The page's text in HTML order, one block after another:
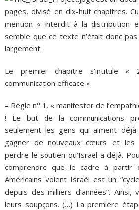
pages, divisé en dix-huit chapitres.
mention « interdit à la distribution
semble que ce texte n’était donc
largement.
Le premier chapitre s’intitule «
communication efficace ».
– Règle n° 1, « manifester de
! Le but de la communications
seulement les gens qui aiment
gagner de nouveaux cœurs et les
perdre le soutien qu’Israël a déjà.
comprendre que le cadre à partir
Américains voient Israël est un
depuis des milliers d’années”.
leurs soupçons. (…) La première